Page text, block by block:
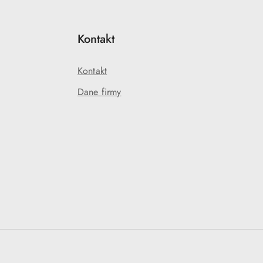
Kontakt
Kontakt
Dane firmy